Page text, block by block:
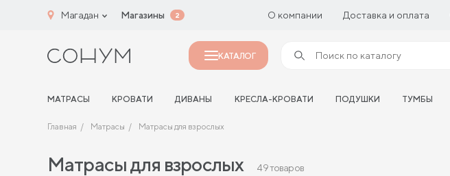
Магадан Магазины 2 О компании Доставка и оплата
КАТАЛОГ
МАТРАСЫ КРОВАТИ ДИВАНЫ КРЕСЛА-КРОВАТИ ПОДУШКИ ТУМБЫ
Главная Матрасы Матрасы для взрослых
Матрасы для взрослых 49 товаров